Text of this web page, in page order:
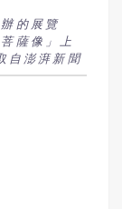
的展覽
薩像」上
自澎湃新聞